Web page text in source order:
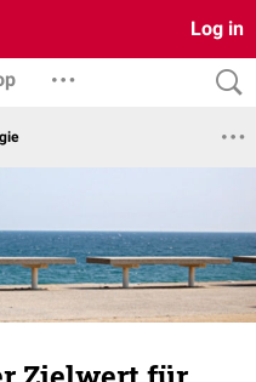
Log in